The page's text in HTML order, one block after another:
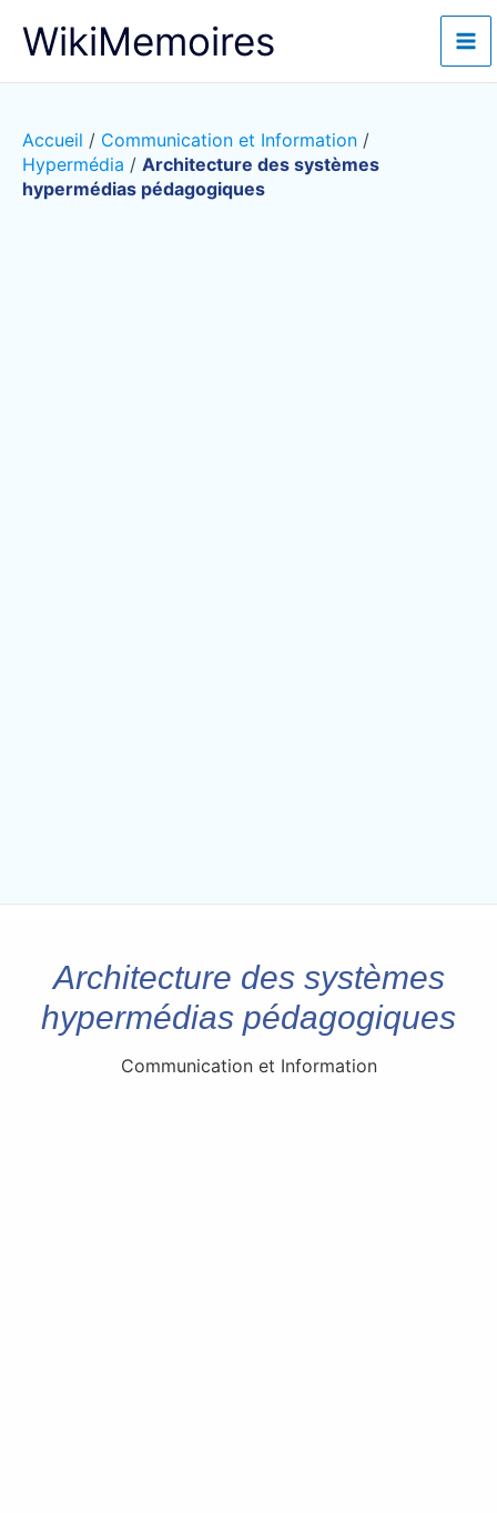
WikiMemoires
Accueil / Communication et Information /
Hypermédia / Architecture des systèmes
hypermédias pédagogiques
Architecture des systèmes
hypermédias pédagogiques
Communication et Information